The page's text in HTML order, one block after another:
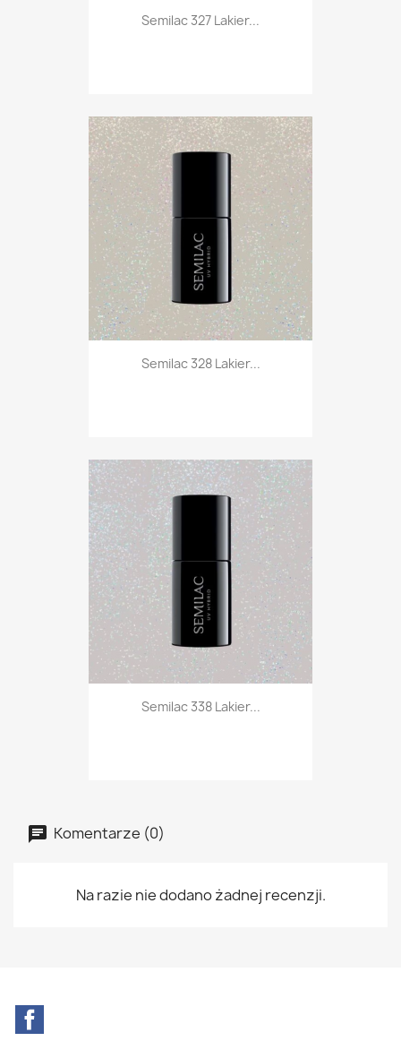
Semilac 327 Lakier...
Semilac 328 Lakier...
Semilac 338 Lakier...
Komentarze (0)
Na razie nie dodano żadnej recenzji.